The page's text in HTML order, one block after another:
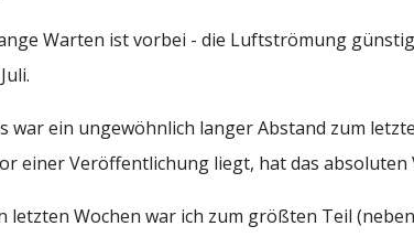
Warten ist vorbei - die Luftströmung
war ein ungewöhnlich langer Abstand zum
einer Veröffentlichung liegt, hat das absoluten
letzten Wochen war ich zum größten Teil